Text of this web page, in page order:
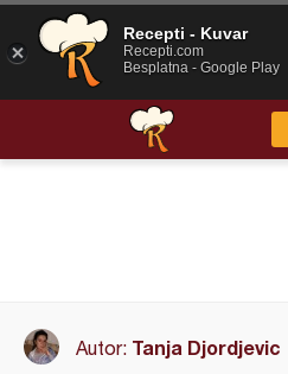
Autor: Tanja Djordjevic
Recepti - Kuvar
Recepti.com
Besplatna - Google Play